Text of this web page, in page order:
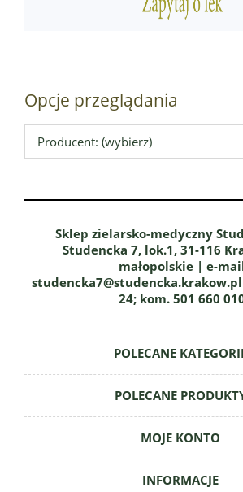
Opcje przeglądania
Producent: (wybierz)
Sklep zielarsko-medyczny
Studencka 7, lok.1, 31-116
małopolskie | e-
24; kom. 501 660
POLECANE
POLECANE
MOJE KONTO
INFORMACJE